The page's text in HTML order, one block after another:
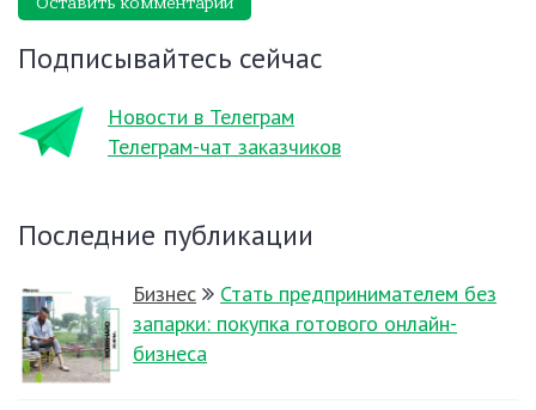
Подписывайтесь сейчас
Новости в Телеграм
Телеграм-чат заказчиков
Последние публикации
Бизнес
Стать предпринимателем без
запарки: покупка готового онлайн-
бизнеса